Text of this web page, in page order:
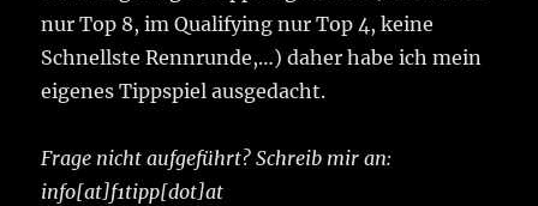
nur Top 8, im Qualifying nur Top 4, keine
Schnellste Rennrunde,…) daher habe ich mein
eigenes Tippspiel ausgedacht.
Frage nicht aufgeführt? Schreib mir an:
info[at]f1tipp[dot]at